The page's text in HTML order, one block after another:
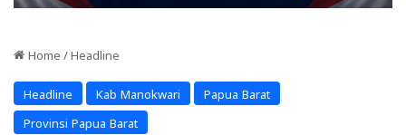
Home / Headline
Headline Kab Manokwari Papua Barat
Provinsi Papua Barat